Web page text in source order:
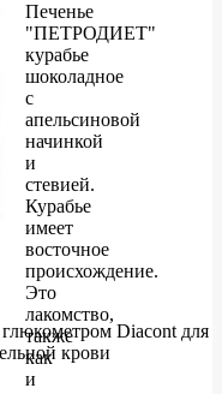
Diacont для
крови
Печенье
"ПЕТРОДИЕТ"
курабье
шоколадное
с
апельсиновой
начинкой
и
стевией.
Курабье
имеет
восточное
происхождение.
Это
лакомство,
также
как
и